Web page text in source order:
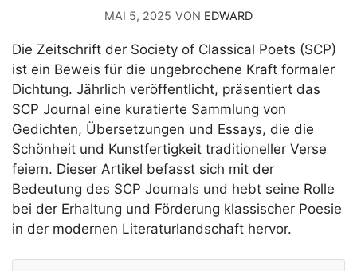
MAI 5, 2025 VON EDWARD
Die Zeitschrift der Society of Classical Poets (SCP)
ist ein Beweis für die ungebrochene Kraft formaler
Dichtung. Jährlich veröffentlicht, präsentiert das
SCP Journal eine kuratierte Sammlung von
Gedichten, Übersetzungen und Essays, die die
Schönheit und Kunstfertigkeit traditioneller Verse
feiern. Dieser Artikel befasst sich mit der
Bedeutung des SCP Journals und hebt seine Rolle
bei der Erhaltung und Förderung klassischer Poesie
in der modernen Literaturlandschaft hervor.